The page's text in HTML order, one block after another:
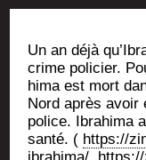
Un an déjà
crime poli­cier.
hi­ma est mort
Nord après avoir
police. Ibra­hi­ma
san­té. ( https://